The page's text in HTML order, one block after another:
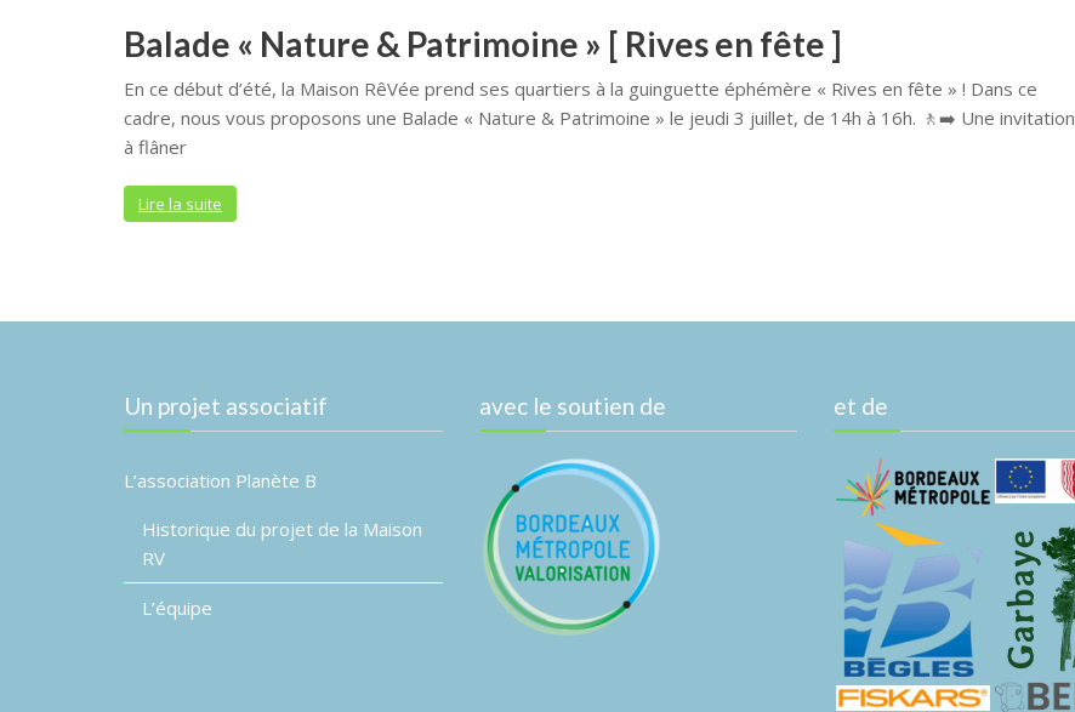
Balade « Nature & Patrimoine » [ Rives en fête ]
En ce début d’été, la Maison RêVée prend ses quartiers à la guinguette éphémère « Rives en fête » ! Dans ce
cadre, nous vous proposons une Balade « Nature & Patrimoine » le jeudi 3 juillet, de 14h à 16h. 🚶‍➡️ Une invitation
à flâner
Lire la suite
Un projet associatif
L’association Planète B
Historique du projet de la Maison
RV
L’équipe
avec le soutien de et de